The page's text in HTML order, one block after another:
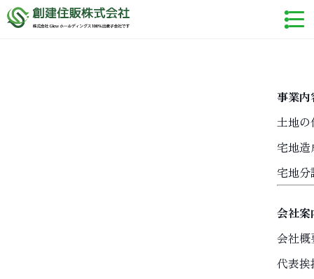
事業内
土地の
宅地造
宅地
会社案
会社概
代表挨